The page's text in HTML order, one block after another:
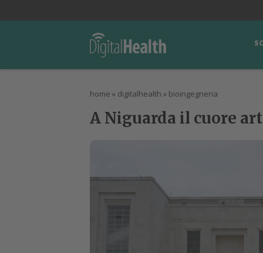
home » digitalhealth » bioingegneria
A Niguarda il cuore